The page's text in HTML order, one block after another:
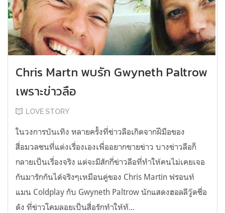
Chris Martn พบรัก Gwyneth Paltrow
เพราะข่าวลือ
LOVE STORY
ในวงการบันเทิง หลายครั้งที่ข่าวลือเกิดจากฝีมือของ
สื่อมวลชนที่แต่งเรื่องเองเพื่ออยากขายข่าว บางข่าวลือก็
กลายเป็นเรื่องจริง แต่จะมีสักกี่ข่าวลือที่ทำให้คนไม่เคยเจอ
กันมารักกันได้จริงๆเหมือนคู่ของ Chris Martin ฟรอนท์
แมน Coldplay กับ Gwyneth Paltrow นักแสดงฮอลลีวู๊ดชื่อ
ดัง ที่ข่าวโคมลอยเป็นสื่อรักทำให้ทั...